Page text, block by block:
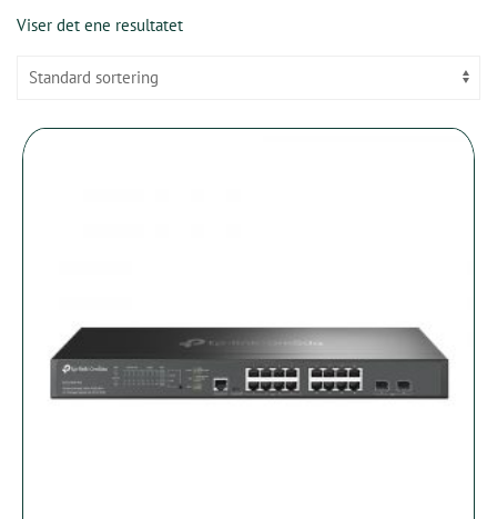
Viser det ene resultatet